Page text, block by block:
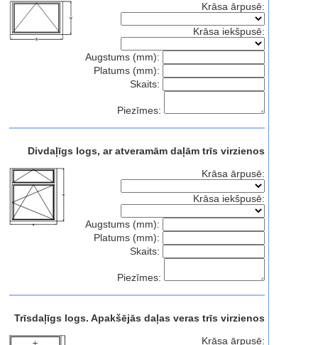
Krāsa ārpusē:
Krāsa iekšpusē:
Augstums (mm):
Platums (mm):
Skaits:
Piezīmes:
Divdaļīgs logs, ar atveramām daļām trīs virzienos
Krāsa ārpusē:
Krāsa iekšpusē:
Augstums (mm):
Platums (mm):
Skaits:
Piezīmes:
Trīsdaļīgs logs. Apakšējās daļas veras trīs virzienos
Krāsa ārpusē: